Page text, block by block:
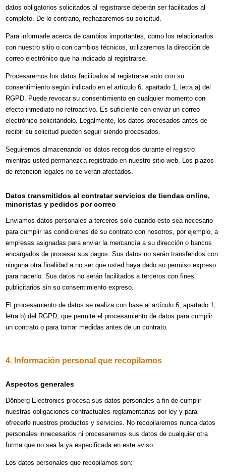
datos obligatorios solicitados al registrarse deberán ser facilitados al
completo. De lo contrario, rechazaremos su solicitud.
Para informarle acerca de cambios importantes, como los relacionados
con nuestro sitio o con cambios técnicos, utilizaremos la dirección de
correo electrónico que ha indicado al registrarse.
Procesaremos los datos facilitados al registrarse solo con su
consentimiento según indicado en el artículo 6, apartado 1, letra a) del
RGPD. Puede revocar su consentimiento en cualquier momento con
efecto inmediato no retroactivo. Es suficiente con enviar un correo
electrónico solicitándolo. Legalmente, los datos procesados antes de
recibir su solicitud pueden seguir siendo procesados.
Seguiremos almacenando los datos recogidos durante el registro
mientras usted permanezca registrado en nuestro sitio web. Los plazos
de retención legales no se verán afectados.
Datos transmitidos al contratar servicios de tiendas online,
minoristas y pedidos por correo
Enviamos datos personales a terceros solo cuando esto sea necesario
para cumplir las condiciones de su contrato con nosotros, por ejemplo, a
empresas asignadas para enviar la mercancía a su dirección o bancos
encargados de procesar sus pagos. Sus datos no serán transferidos con
ninguna otra finalidad a no ser que usted haya dado su permiso expreso
para hacerlo. Sus datos no serán facilitados a terceros con fines
publicitarios sin su consentimiento expreso.
El procesamiento de datos se realiza con base al artículo 6, apartado 1,
letra b) del RGPD, que permite el procesamiento de datos para cumplir
un contrato o para tomar medidas antes de un contrato.
4. Información personal que recopilamos
Aspectos generales
Dönberg Electronics procesa sus datos personales a fin de cumplir
nuestras obligaciones contractuales reglamentarias por ley y para
ofrecerle nuestros productos y servicios. No recopilaremos nunca datos
personales innecesarios ni procesaremos sus datos de cualquier otra
forma que no sea la ya especificada en este aviso.
Los datos personales que recopilamos son: